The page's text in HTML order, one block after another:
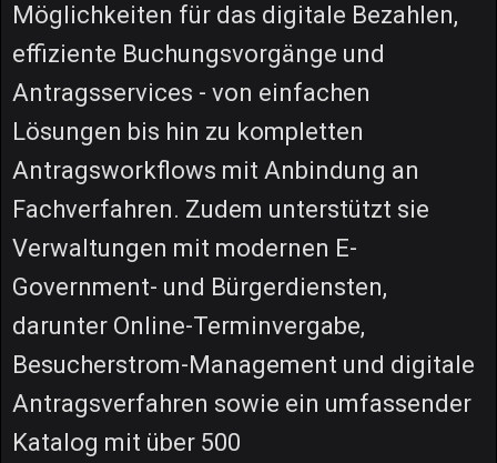
Möglichkeiten für das digitale Bezahlen,
effiziente Buchungsvorgänge und
Antragsservices - von einfachen
Lösungen bis hin zu kompletten
Antragsworkflows mit Anbindung an
Fachverfahren. Zudem unterstützt sie
Verwaltungen mit modernen E-
Government- und Bürgerdiensten,
darunter Online-Terminvergabe,
Besucherstrom-Management und digitale
Antragsverfahren sowie ein umfassender
Katalog mit über 500